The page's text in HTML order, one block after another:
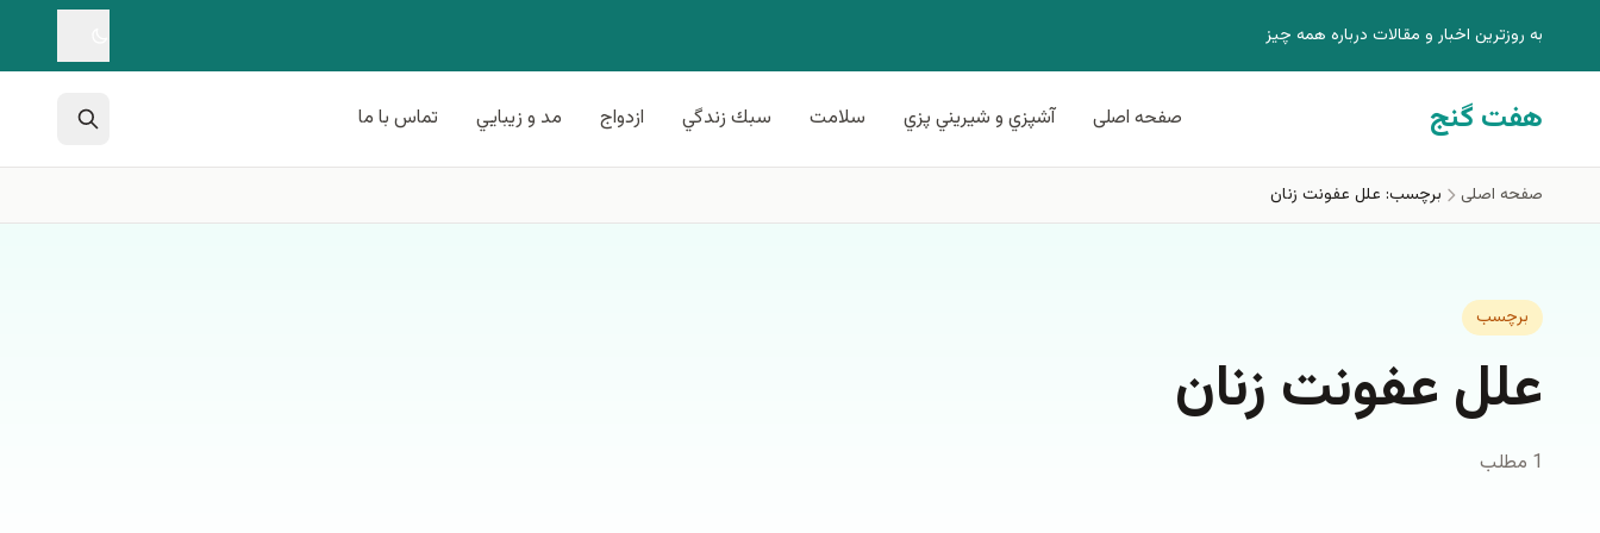
به روزترين اخبار و مقالات درباره همه چيز
هفت گنج صفحه اصلی آشپزي و شيريني پزي سلامت سبك زندگي ازدواج مد و زيبايي تماس با ما
صفحه اصلی برچسب: علل عفونت زنان
برچسب
علل عفونت زنان
1 مطلب